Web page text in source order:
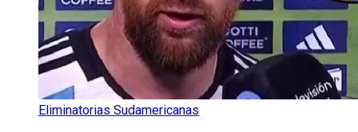
Eliminatorias Sudamericanas